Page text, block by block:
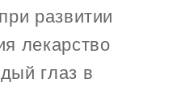
развитии
лекарство
глаз в